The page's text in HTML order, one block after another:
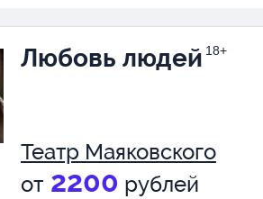
Любовь людей 18+
Театр Маяковского
от 2200 рублей